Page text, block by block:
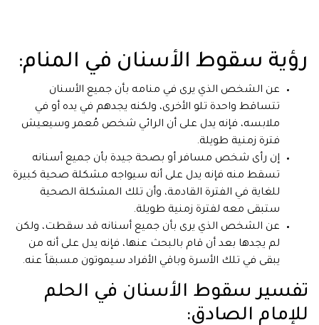
رؤية سقوط الأسنان في المنام:
عن الشخص الذي يرى في منامه بأن جميع الأسنان
تتساقط واحدة تلو الأخرى، ولكنه يجدهم في يده أو في
ملابسه، فإنه يدل على أن الرائي شخص مُعمر وسيعيش
فترة زمنية طويلة.
إن رأى شخص مسافر أو بصحة جيدة بأن جميع أسنانه
تسقط منه فإنه يدل على أنه سيواجه مشكلة صحية كبيرة
للغاية في الفترة القادمة، وأن تلك المشكلة الصحية
ستبقى معه لفترة زمنية طويلة.
عن الشخص الذي يرى بأن جميع أسنانه قد سقطت، ولكن
لم يجدها بعد أن قام بالبحث عنها، فإنه يدل على أنه من
يبقى في تلك الأسرة وباقي الأفراد سيموتون مسبقاً عنه.
تفسير سقوط الأسنان في الحلم
للإمام الصادق: